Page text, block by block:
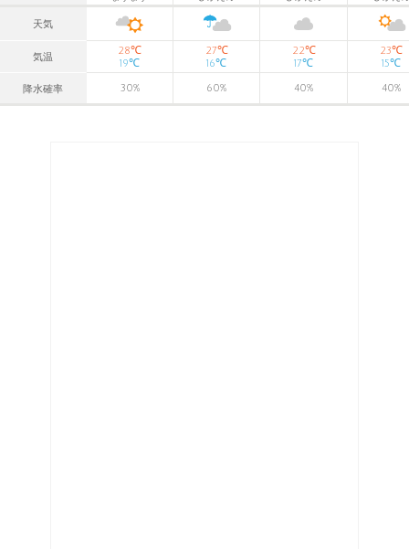
天気
気温
28℃
19℃
27℃
16℃
22℃
17℃
23℃
15℃
降水確率 30% 60% 40% 40%